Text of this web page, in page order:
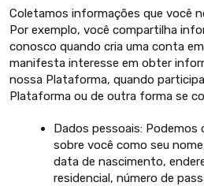
Coletamos informações que você
Por exemplo, você compartilha
conosco quando cria uma conta
manifesta interesse em obter
nossa Plataforma, quando
Plataforma ou de outra forma se
Dados pessoais:
sobre você como seu
data de nascimento,
residencial, número de